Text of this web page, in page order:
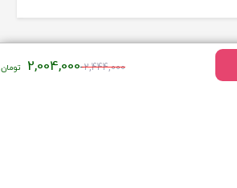
2,444,000قیمت
2,004,000